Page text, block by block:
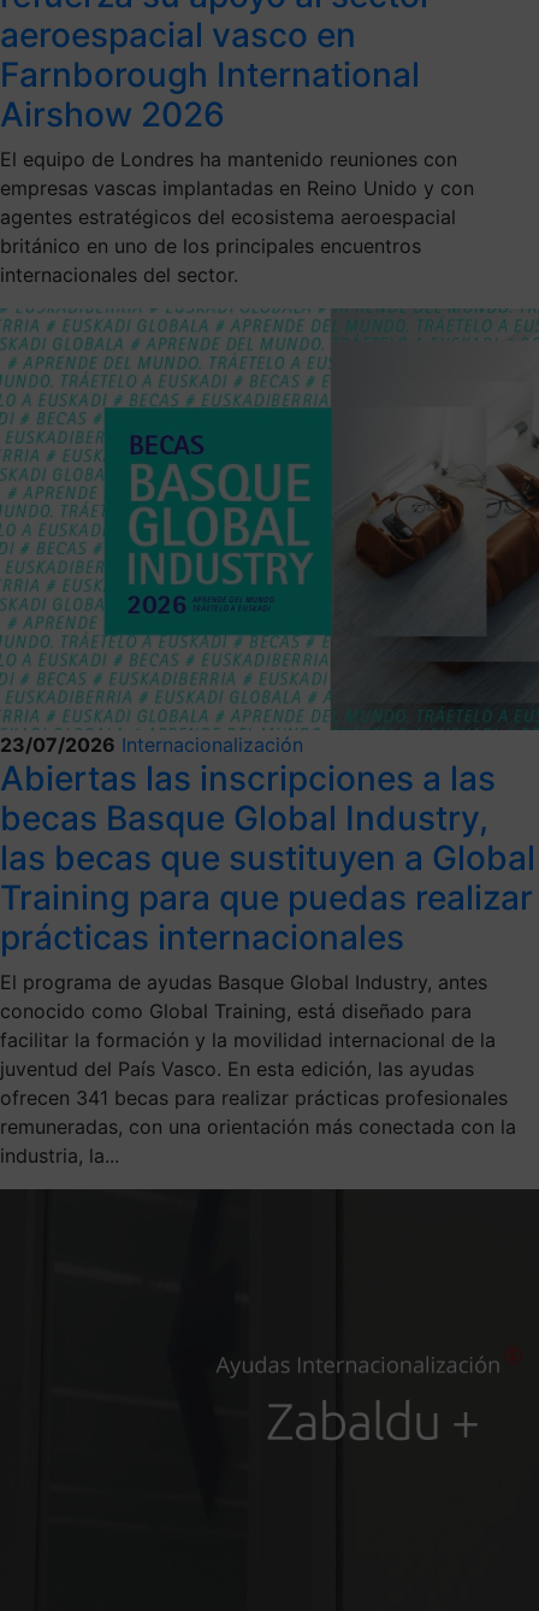
aeroespacial vasco en
Farnborough International
Airshow 2026
El equipo de Londres ha mantenido reuniones con
empresas vascas implantadas en Reino Unido y con
agentes estratégicos del ecosistema aeroespacial
británico en uno de los principales encuentros
internacionales del sector.
23/07/2026 Internacionalización
Abiertas las inscripciones a las
becas Basque Global Industry,
las becas que sustituyen a Global
Training para que puedas realizar
prácticas internacionales
El programa de ayudas Basque Global Industry, antes
conocido como Global Training, está diseñado para
facilitar la formación y la movilidad internacional de la
juventud del País Vasco. En esta edición, las ayudas
ofrecen 341 becas para realizar prácticas profesionales
remuneradas, con una orientación más conectada con la
industria, la...